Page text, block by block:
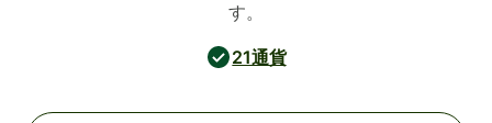
す。
21通貨